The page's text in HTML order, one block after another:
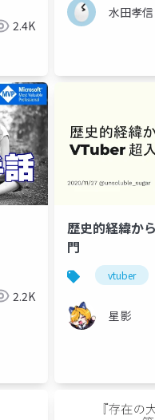
2.4K
水田孝信
2.2K
歴史的経緯か
門
vtuber
星影